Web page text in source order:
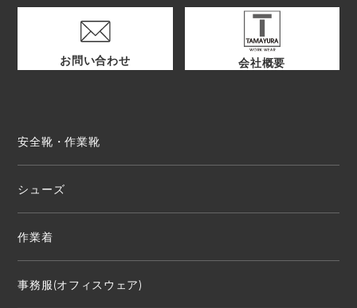
お問い合わせ 会社概要
安全靴・作業靴
シューズ
作業着
事務服(オフィスウェア)